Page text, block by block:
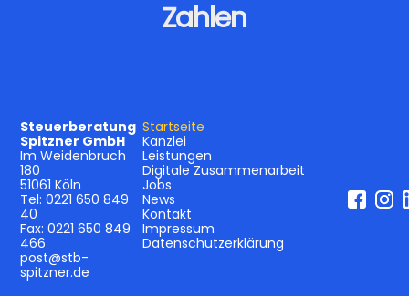
Zahlen
Steuerberatung
Spitzner GmbH
Im Weidenbruch
180
51061 Köln
Tel:0221 650 849
40
Fax:0221 650 849
466
post@stb-
spitzner.de
Startseite
Kanzlei
Leistungen
Digitale Zusammenarbeit
Jobs
News
Kontakt
Impressum
Datenschutzerklärung